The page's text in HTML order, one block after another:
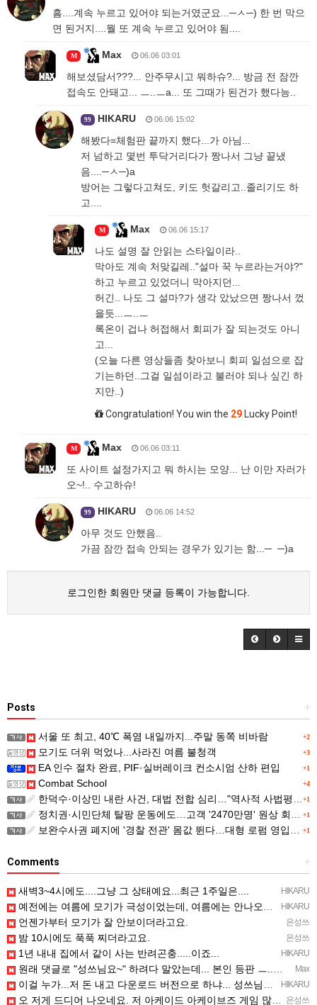
흠....계속 누르고 있어야 되는거였군요...─ㅅ─) 한 번 막으
면 된거지....뭘 또 계속 누르고 있어야 됨....
M Max 06.06 03:01
해보셨담서???... 안주무시고 뭐하슈?... 방금 전 잠깐
접속도 안돼고... ㅡ..ㅡa... 또 그때가 된건가 했다능..
99 HIKARU 06.06 15:02
해봤다=체험판 끝까지 했다...가 아님...
저 넘하고 몇번 투닥거리다가 짱나서 그냥 끝냈
음....─ㅅ─)a
방어는 그렇다고쳐도, 키도 헛갈리고..졸리기도 하
고....
M Max 06.06 15:17
나도 설명 잘 안읽는 스타일이라..
막아도 계속 처맞길레.."설마 꾹 누르라는거야?"
하고 누르고 있었더니 막아지던...
허긴.. 나도 그 설마?가 생각 았났으면 짱나서 껐
을듯...ㅡ..ㅡ
록온이 겁나 허접해서 회피가 잘 되는것도 아니
고...
(오늘 다른 영상들좀 찾아보니 회피 일섬으로 잡
기는하던..그걸 일섬이라고 불러야 되나 싶긴 하
지만..)
Congratulation! You win the 29 Lucky Point!
M Max 06.06 03:11
또 사이트 설정가지고 뭐 하시는 모양... 난 이만 자러가
오~!.. 수고하슈!
99 HIKARU 06.06 14:52
아무 것도 안했음..
가끔 잠깐 접속 안되는 경우가 있기는 함...─ ─)a
로그인한 회원만 댓글 등록이 가능합니다.
+
Posts
+2
서울 또 최고, 40℃ 폭염 내일까지...주말 동쪽 비바람
+3
모기도 더위 먹었나...사라진 여름 불청객
+1
EA 인수 절차 완료, PIF·실버레이크 컨소시엄 산하 편입
+4
Combat School
+1
한덕수·이상민 내란 사건, 대법 전합 심리…"역사적 사법평가"(종합)
+1
정치권·시민단체 탈팡 운동에도…고객 '2470만명' 원상 회복, "고물가에 돌팡"
+1
보완수사권 폐지에 '경찰 전관' 몸값 뛴다…대형 로펌 영입전쟁
+
Comments
HIKARU
새벽3~4시에도....그냥 그 상태예요...최근 1주일은....
HIKARU
예전에는 여름에 모기가 극성이었는데, 여름에는 안나오는 것 같은.....ㅎ ㅎ)
은성쓰
언젠가부터 모기가 잘 안보이더라고요.
은성쓰
밤 10시에도 푹푹 찌더라고요.
HIKARU
1년 내내 집에서 같이 사는 반려곤충.....이죠...
Max
원래 댓글로 "성쓰님요~" 하려다 말았는데... 본인 등판 ㅡ..ㅡy~
HIKARU
이걸 누가...저 돈 내고 다운로드 버전으로 하냐... 성쓰님이 계셨다!!!...
은성쓰
오 저게 드디어 나오네요. 저 아케이드 아케이브즈 게임 많이 샀는데요 ㅎㅎㅎ